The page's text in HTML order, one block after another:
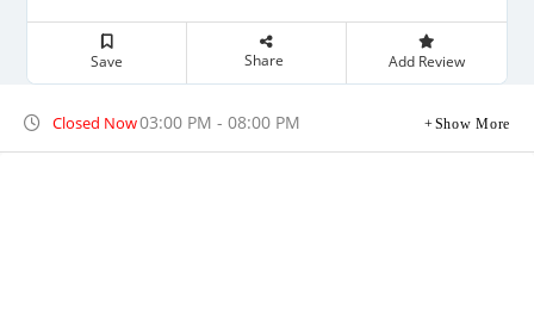
Save Share Add Review
Closed Now03:00 PM - 08:00 PM Show More